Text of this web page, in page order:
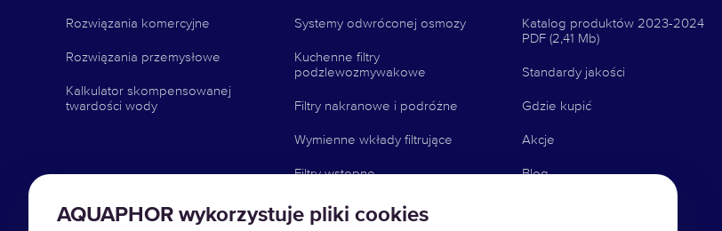
AQUAPHOR wykorzystuje pliki cookies
Rozwiązania komercyjne
Rozwiązania przemysłowe
Kalkulator skompensowanej
twardości wody
Systemy odwróconej osmozy
Kuchenne filtry
podzlewozmywakowe
Filtry nakranowe i podróżne
Wymienne wkłady filtrujące
Filtry wstępne
Akcesoria
Katalog produktów 2023-2024
PDF (2,41 Mb)
Standardy jakości
Gdzie kupić
Akcje
Blog